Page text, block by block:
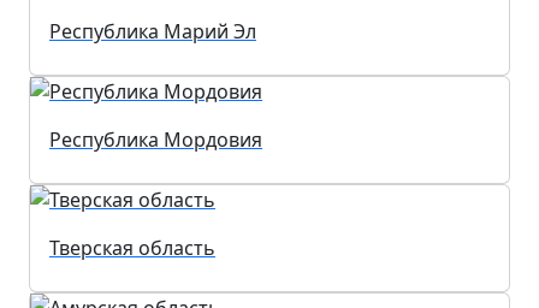
Республика Марий Эл
Республика Мордовия
Тверская область